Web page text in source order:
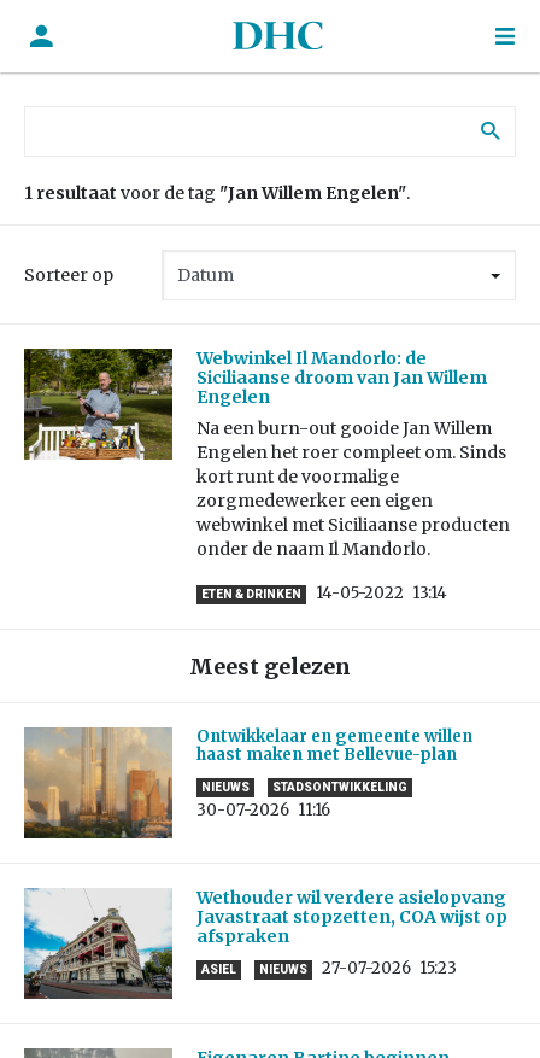
1 resultaat voor de tag "Jan Willem Engelen".
Sorteer op
Webwinkel Il Mandorlo: de
Siciliaanse droom van Jan Willem
Engelen
Na een burn-out gooide Jan Willem
Engelen het roer compleet om. Sinds
kort runt de voormalige
zorgmedewerker een eigen
webwinkel met Siciliaanse producten
onder de naam Il Mandorlo.
ETEN & DRINKEN 14-05-2022 13:14
Meest gelezen
Ontwikkelaar en gemeente willen
haast maken met Bellevue-plan
NIEUWS STADSONTWIKKELING
30-07-2026 11:16
Wethouder wil verdere asielopvang
Javastraat stopzetten, COA wijst op
afspraken
ASIEL NIEUWS 27-07-2026 15:23